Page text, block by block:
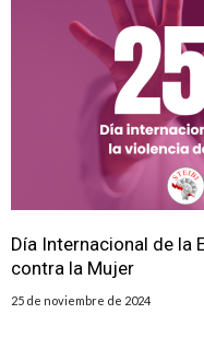
Día Internacional de la
contra la Mujer
25 de noviembre de 2024